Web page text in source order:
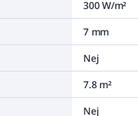
300 W/m²
7 mm
Nej
7.8 m²
Nej